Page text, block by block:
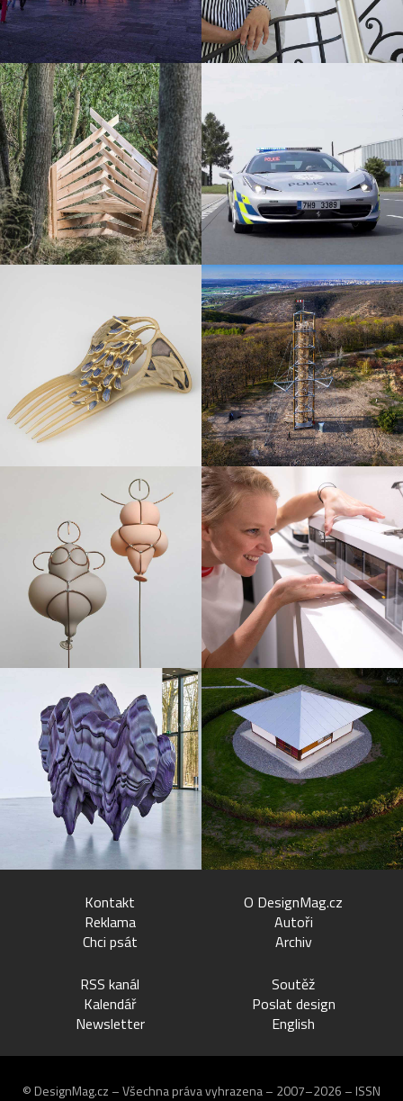
Kontakt
Reklama
Chci psát
O DesignMag.cz
Autoři
Archiv
RSS kanál
Kalendář
Newsletter
Soutěž
Poslat design
English
© DesignMag.cz – Všechna práva vyhrazena – 2007–2026 – ISSN